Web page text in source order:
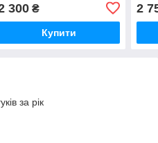
300₴
Купити
2
за рік